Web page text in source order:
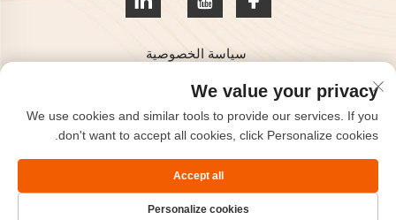
سياسة الخصوصية
حقوق النشر © 2025 من قبل شركة شاويشينغ تانسيلك للمنسوجات
المحدودة
اتصل بنا
Address: غرفة 801، الطابق 8، هايزهو إنترناشونال، كيتشياو،
شاويشينغ، تشجيانغ، الصين.
هاتف:+86-575-85563399
We value your privacy
We use cookies and similar tools to provide our services. If you
don't want to accept all cookies, click Personalize cookies.
Personalize cookies
Accept all